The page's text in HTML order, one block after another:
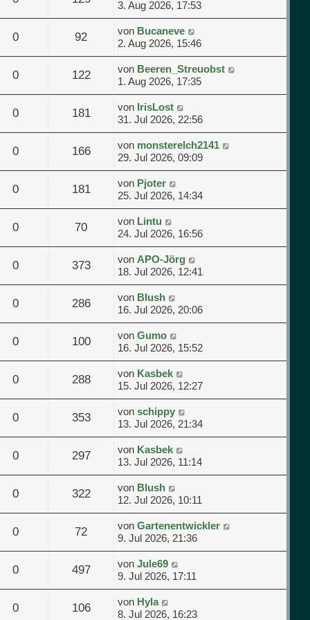
3. Aug 2026, 17:53
0 92 von Bucaneve
2. Aug 2026, 15:46
0 122 von Beeren_Streuobst
1. Aug 2026, 17:35
0 181 von IrisLost
31. Jul 2026, 22:56
0 166 von monsterelch2141
29. Jul 2026, 09:09
0 181 von Pjoter
25. Jul 2026, 14:34
0 70 von Lintu
24. Jul 2026, 16:56
0 373 von APO-Jörg
18. Jul 2026, 12:41
0 286 von Blush
16. Jul 2026, 20:06
0 100 von Gumo
16. Jul 2026, 15:52
0 288 von Kasbek
15. Jul 2026, 12:27
0 353 von schippy
13. Jul 2026, 21:34
0 297 von Kasbek
13. Jul 2026, 11:14
0 322 von Blush
12. Jul 2026, 10:11
0 72 von Gartenentwickler
9. Jul 2026, 21:36
0 497 von Jule69
9. Jul 2026, 17:11
0 106 von Hyla
8. Jul 2026, 16:23